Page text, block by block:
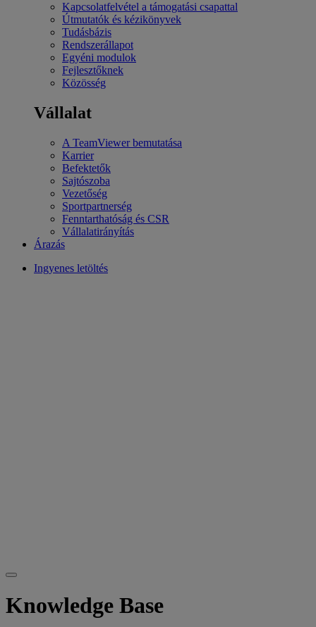
Kapcsolatfelvétel a támogatási csapattal
Útmutatók és kézikönyvek
Tudásbázis
Rendszerállapot
Egyéni modulok
Fejlesztőknek
Közösség
Vállalat
A TeamViewer bemutatása
Karrier
Befektetők
Sajtószoba
Vezetőség
Sportpartnerség
Fenntarthatóság és CSR
Vállalatirányítás
Árazás
Ingyenes letöltés
Knowledge Base